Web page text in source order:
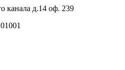
канала д.14 оф. 239